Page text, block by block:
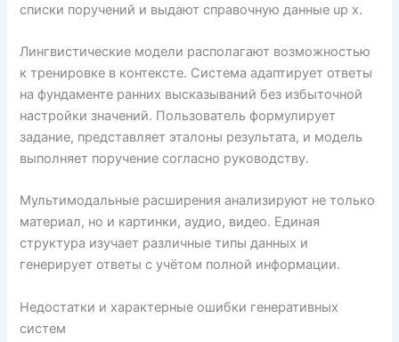
списки поручений и выдают справочную данные up x.
Лингвистические модели располагают возможностью
к тренировке в контексте. Система адаптирует ответы
на фундаменте ранних высказываний без избыточной
настройки значений. Пользователь формулирует
задание, представляет эталоны результата, и модель
выполняет поручение согласно руководству.
Мультимодальные расширения анализируют не только
материал, но и картинки, аудио, видео. Единая
структура изучает различные типы данных и
генерирует ответы с учётом полной информации.
Недостатки и характерные ошибки генеративных
систем